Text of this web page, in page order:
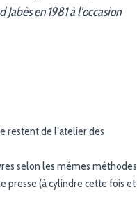
en 1981 à l’occasion
restent de l’atelier des
selon les mêmes méthodes
presse (à cylindre cette fois et